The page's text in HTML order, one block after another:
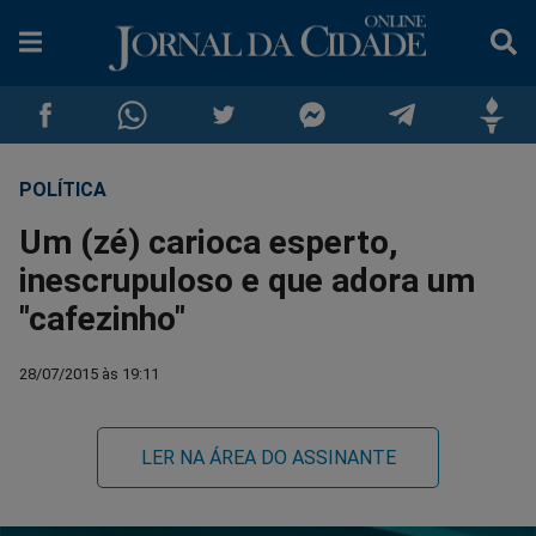
Compartilhar
no
Facebook
Compartilhar
no
Whatsapp
no
Twitter
no
no
POLÍTICA
Um (zé) carioca esperto,
inescrupuloso e que adora um
"cafezinho"
28/07/2015 às 19:11
LER NA ÁREA DO ASSINANTE